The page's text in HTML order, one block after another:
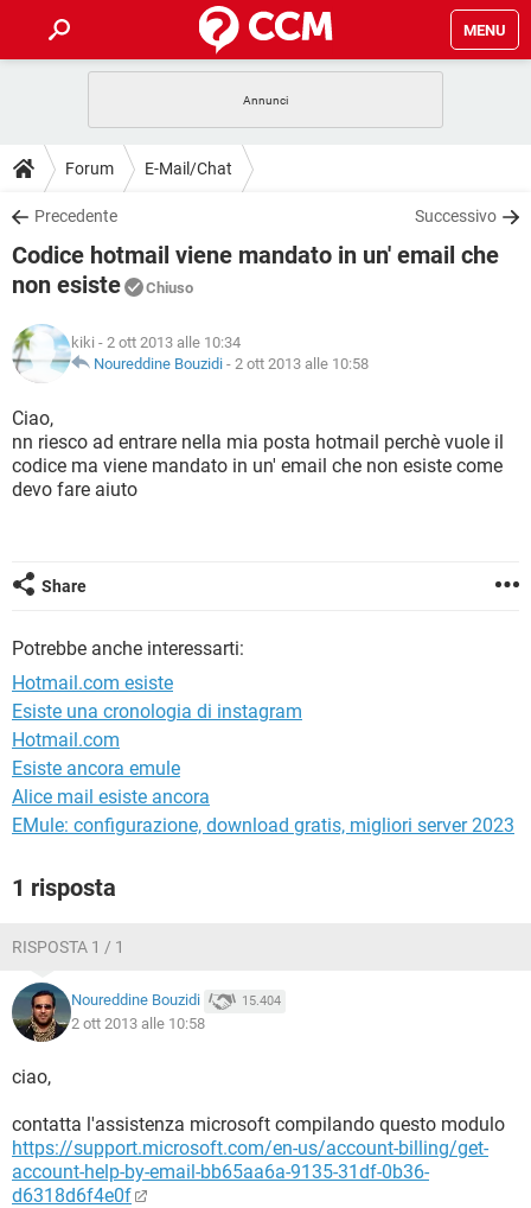
MENU
INTRATTENIMENTO
iOS
INSTAGRAM WHATSAPP
TIKTOK
HARDWARE
GUIDE
COVID-19
iOS
TIKTOK FACEBOOK
DOWNLOAD
COVID-19 GAMING
INTRATTENIMENTO
iOS
INSTAGRAM
TIKTOK
HARDWARE
INTRATTENIMENTO ANDROID
INSTAGRAM WHATSAPP
TIKTOK
GLOSSARIO
COVID-19
INTRATTENIMENTO
iOS WINDOWS 10
INSTAGRAM
HARDWARE
Forum E-Mail/Chat
Precedente Successivo
Codice hotmail viene mandato in un' email che
non esiste
Chiuso
kiki - 2 ott 2013 alle 10:34
Noureddine Bouzidi - 2 ott 2013 alle 10:58
Ciao,
nn riesco ad entrare nella mia posta hotmail perchè vuole il
codice ma viene mandato in un' email che non esiste come
devo fare aiuto
Share
Potrebbe anche interessarti:
Hotmail.com esiste
Esiste una cronologia di instagram
Hotmail.com
Esiste ancora emule
Alice mail esiste ancora
EMule: configurazione, download gratis, migliori server 2023
1 risposta
RISPOSTA 1 / 1
Noureddine Bouzidi 15.404
2 ott 2013 alle 10:58
ciao,
contatta l'assistenza microsoft compilando questo modulo
https://support.microsoft.com/en-us/account-billing/get-
account-help-by-email-bb65aa6a-9135-31df-0b36-
d6318d6f4e0f